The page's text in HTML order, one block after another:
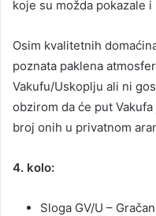
koje su možda pokazale
Osim kvalitetnih
poznata paklena
Vakufu/Uskoplju ali ni
obzirom da će put
broj onih u privatnom
4. kolo:
Sloga GV/U –